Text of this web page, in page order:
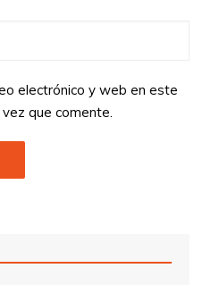
electrónico y web en este
que comente.